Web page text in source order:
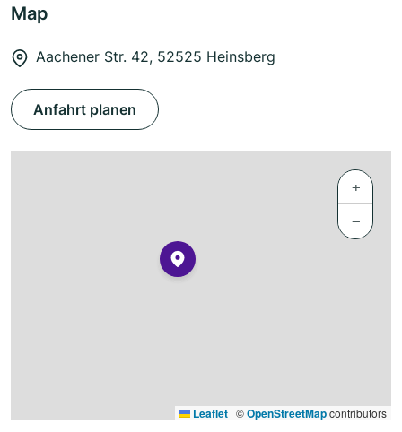
Map
Aachener Str. 42, 52525 Heinsberg
Anfahrt planen
+
−
Leaflet | ©OpenStreetMapcontributors